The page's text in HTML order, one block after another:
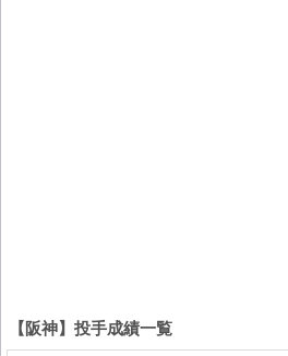
【阪神】投手成績一覧